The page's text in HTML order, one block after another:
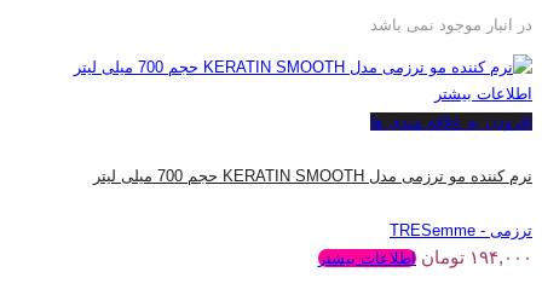
در انبار موجود نمی باشد
اطلاعات بیشتر
افزودن به علاقه مندی ها
نرم کننده مو ترزمی مدل KERATIN SMOOTH حجم 700 میلی لیتر
ترزمی - TRESemme
۱۹۴,۰۰۰ تومان اطلاعات بیشتر